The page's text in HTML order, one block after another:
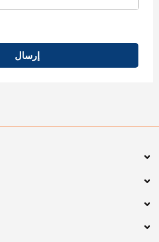
إرسال